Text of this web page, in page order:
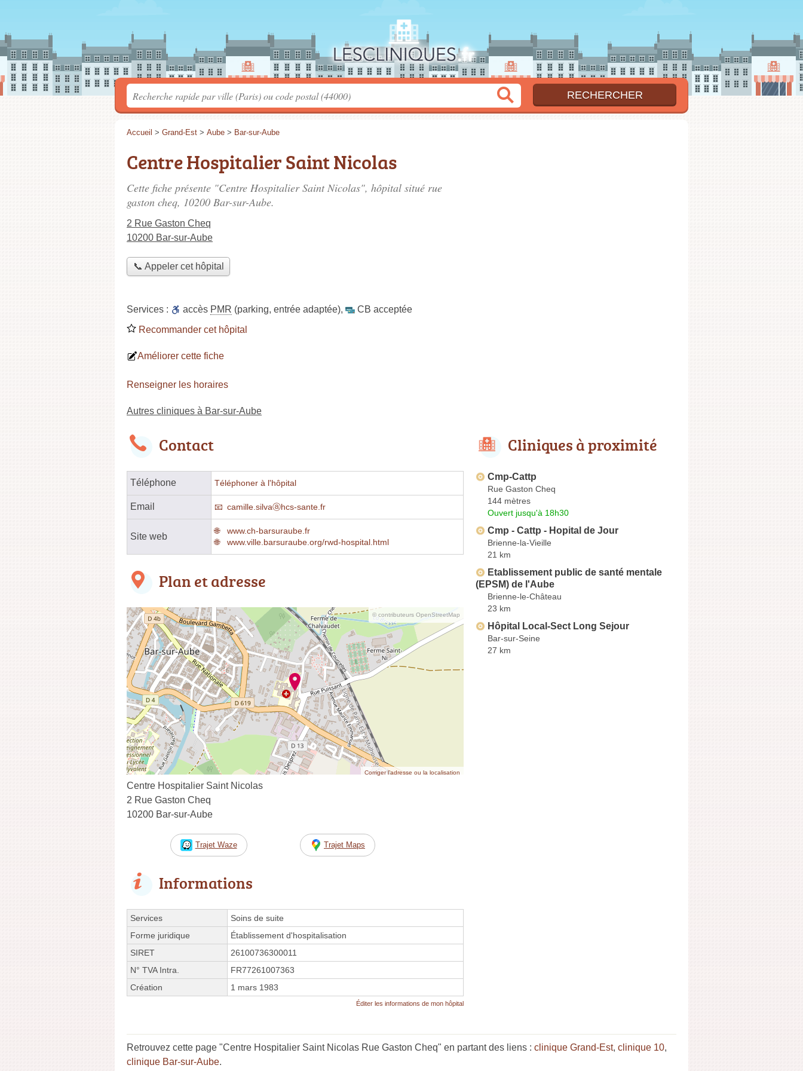
Accueil > Grand-Est > Aube > Bar-sur-Aube
Centre Hospitalier Saint Nicolas
Cette fiche présente "Centre Hospitalier Saint Nicolas", hôpital situé rue
gaston cheq, 10200 Bar-sur-Aube.
2 Rue Gaston Cheq
10200 Bar-sur-Aube
📞 Appeler cet hôpital
Services : accès PMR (parking, entrée adaptée),
CB acceptée
Recommander cet hôpital
Améliorer cette fiche
Renseigner les horaires
Autres cliniques à Bar-sur-Aube
Contact
Téléphone Téléphoner à l'hôpital
Email camille.silvaⓐhcs-sante.fr
Site web
www.ch-barsuraube.fr
www.ville.barsuraube.org/rwd-hospital.html
Plan et adresse
© contributeurs OpenStreetMap
Corriger l’adresse ou la localisation
Centre Hospitalier Saint Nicolas
2 Rue Gaston Cheq
10200 Bar-sur-Aube
Trajet Waze Trajet Maps
Informations
Services
Soins de suite
Forme juridique
Établissement d'hospitalisation
SIRET
26100736300011
N° TVA Intra.
FR77261007363
Création
1 mars 1983
Éditer les informations de mon hôpital
Cliniques à proximité
Cmp-Cattp
Rue Gaston Cheq
144 mètres
Ouvert jusqu'à 18h30
Cmp - Cattp - Hopital de Jour
Brienne-la-Vieille
21 km
Etablissement public de santé mentale
(EPSM) de l'Aube
Brienne-le-Château
23 km
Hôpital Local-Sect Long Sejour
Bar-sur-Seine
27 km
Retrouvez cette page "Centre Hospitalier Saint Nicolas Rue Gaston Cheq" en partant des liens : clinique Grand-Est, clinique 10,
clinique Bar-sur-Aube.